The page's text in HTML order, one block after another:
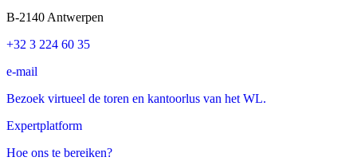
B-2140 Antwerpen
+32 3 224 60 35
e-mail
Bezoek virtueel de toren en kantoorlus van het WL.
Expertplatform
Hoe ons te bereiken?